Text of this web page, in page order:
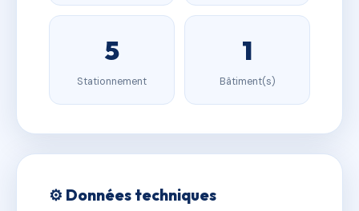
5
Stationnement
1
Bâtiment(s)
⚙️ Données techniques